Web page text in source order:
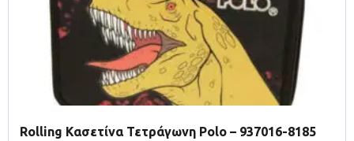
Rolling Κασετίνα Τετράγωνη Polo – 937016-8185